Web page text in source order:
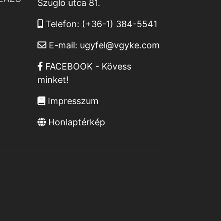
Szugló utca 81.
Telefon: (+36-1) 384-5541
E-mail: ugyfel@vgyke.com
FACEBOOK - Kövess
minket!
Impresszum
Honlaptérkép